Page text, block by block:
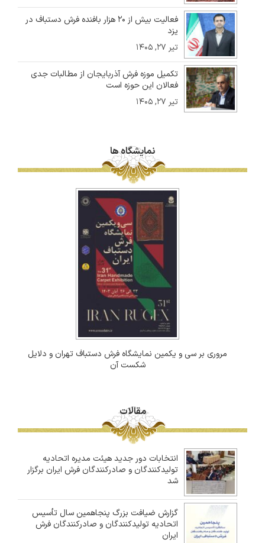
فعالیت بیش از ۲۰ هزار بافنده فرش دستباف در
یزد
تیر ۲۷, ۱۴۰۵
تکمیل موزه فرش آذربایجان از مطالبات جدی
فعالان این حوزه است
تیر ۲۷, ۱۴۰۵
نمایشگاه ها
مروری بر سی و یکمین نمایشگاه فرش دستباف تهران و دلایل
شکست آن
مقالات
انتخابات دور جدید هیئت مدیره اتحادیه
تولیدکنندگان و صادرکنندگان فرش ایران برگزار
شد
گزارش ضیافت بزرگ پنجاهمین سال تأسیس
اتحادیه تولیدکنندگان و صادرکنندگان فرش
ایران